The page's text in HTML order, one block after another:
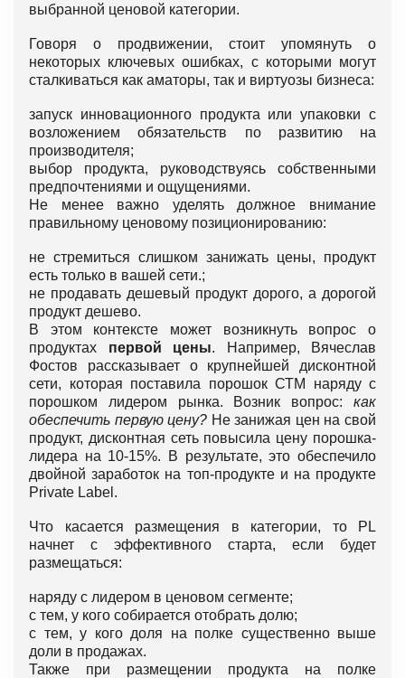
выбранной ценовой категории.
Говоря о продвижении, стоит упомянуть о
некоторых ключевых ошибках, с которыми могут
сталкиваться как аматоры, так и виртуозы бизнеса:
запуск инновационного продукта или упаковки с
возложением обязательств по развитию на
производителя;
выбор продукта, руководствуясь собственными
предпочтениями и ощущениями.
Не менее важно уделять должное внимание
правильному ценовому позиционированию:
не стремиться слишком занижать цены, продукт
есть только в вашей сети.;
не продавать дешевый продукт дорого, а дорогой
продукт дешево.
В этом контексте может возникнуть вопрос о
продуктах первой цены. Например, Вячеслав
Фостов рассказывает о крупнейшей дисконтной
сети, которая поставила порошок СТМ наряду с
порошком лидером рынка. Возник вопрос: как
обеспечить первую цену? Не занижая цен на свой
продукт, дисконтная сеть повысила цену порошка-
лидера на 10-15%. В результате, это обеспечило
двойной заработок на топ-продукте и на продукте
Private Label.
Что касается размещения в категории, то PL
начнет с эффективного старта, если будет
размещаться:
наряду с лидером в ценовом сегменте;
с тем, у кого собирается отобрать долю;
с тем, у кого доля на полке существенно выше
доли в продажах.
Также при размещении продукта на полке